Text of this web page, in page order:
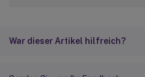
War dieser Artikel hilfreich?